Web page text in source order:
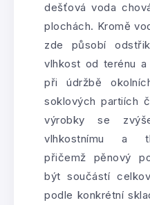
dešťová voda
plochách. Kromě
zde působí
vlhkost od terénu a
při údržbě
soklových partiích
výrobky se
vlhkostnímu a
přičemž pěnový
být součástí
podle konkrétní